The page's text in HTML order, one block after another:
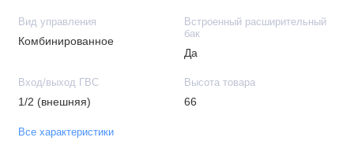
Вид управления
Комбинированное
Встроенный расширительный
бак
Да
Вход/выход ГВС
1/2 (внешняя)
Высота товара
66
Все характеристики